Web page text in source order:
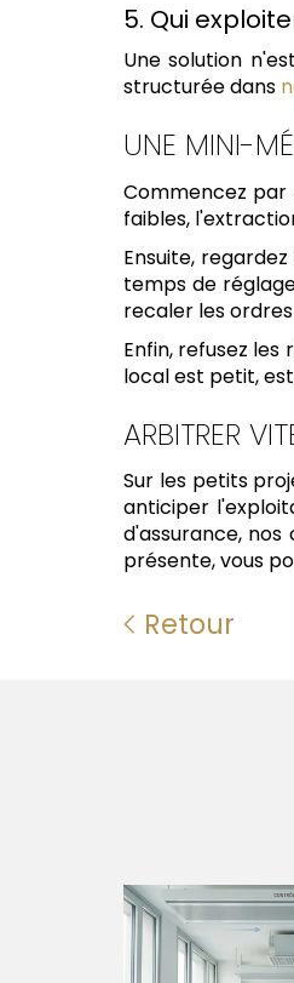
5. Qui
Une solution
structurée dans
UNE MINI-
Commencez par
faibles,
Ensuite,
temps de
recaler les
Enfin, refusez
local est petit,
ARBITRER
Sur les petits
anticiper
d'assurance, nos
présente, vous
Retour